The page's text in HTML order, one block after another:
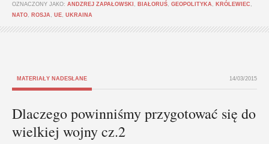
OZNACZONY JAKO: ANDZREJ ZAPAŁOWSKI BIAŁORUŚ GEOPOLITYKA KRÓLEWIEC
NATO
ROSJA UE UKRAINA
MATERIAŁY NADESŁANE 14/03/2015
Dlaczego powinniśmy przygotować się do
wielkiej wojny cz.2